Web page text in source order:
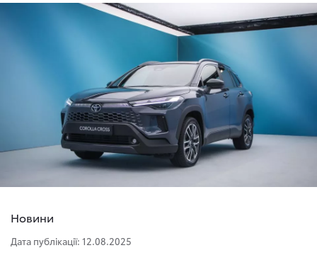
Новини
Дата публікації: 12.08.2025